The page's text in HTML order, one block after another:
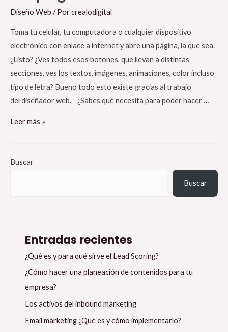
Diseño Web / Porcrealodigital
Toma tu celular, tu computadora o cualquier dispositivo
electrónico con enlace a internet y abre una página, la que sea.
¿Listo? ¿Ves todos esos botones, que llevan a distintas
secciones, ves los textos, imágenes, animaciones, color incluso
tipo de letra? Bueno todo esto existe gracias al trabajo
del diseñador web. ¿Sabes qué necesita para poder hacer …
Leer más »
Buscar
Buscar
Entradas recientes
¿Qué es y para qué sirve el Lead Scoring?
¿Cómo hacer una planeación de contenidos para tu
empresa?
Los activos del inbound marketing
Email marketing ¿Qué es y cómo implementarlo?